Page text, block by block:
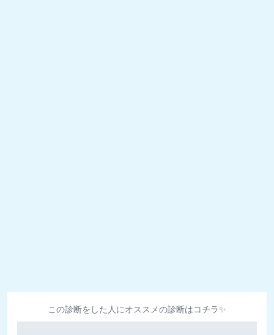
この診断をした人にオススメの診断はコチラ✨